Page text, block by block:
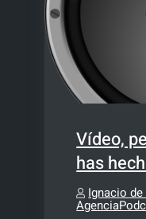
Vídeo,
has
Ignacio